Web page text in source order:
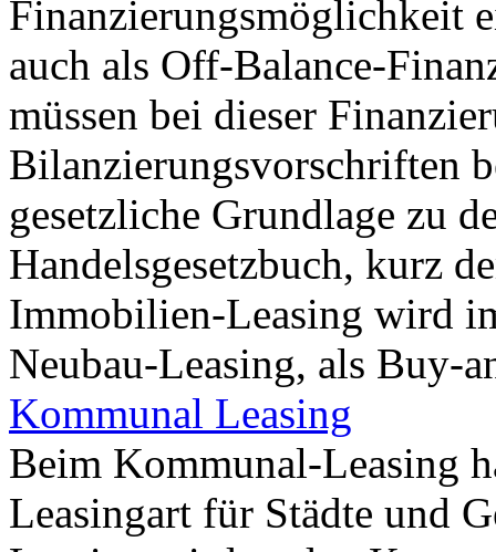
Finanzierungsmöglichkeit
auch als Off-Balance-
müssen bei dieser
Bilanzierungsvorschriften
gesetzliche Grundlage zu
Handelsgesetzbuch, kurz
Immobilien-Leasing wird
Neubau-Leasing, als Buy-
Kommunal Leasing
Beim Kommunal-Leasing
Leasingart für Städte und